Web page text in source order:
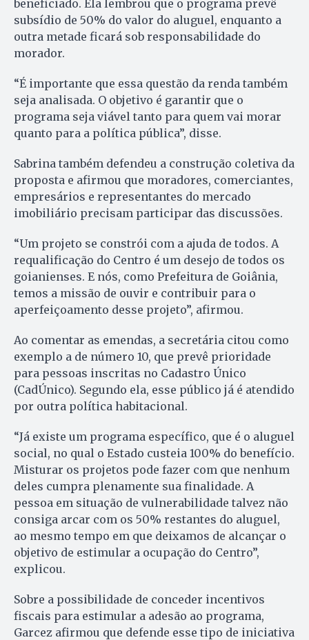
beneficiado. Ela lembrou que o programa prevê
subsídio de 50% do valor do aluguel, enquanto a
outra metade ficará sob responsabilidade do
morador.
“É importante que essa questão da renda também
seja analisada. O objetivo é garantir que o
programa seja viável tanto para quem vai morar
quanto para a política pública”, disse.
Sabrina também defendeu a construção coletiva da
proposta e afirmou que moradores, comerciantes,
empresários e representantes do mercado
imobiliário precisam participar das discussões.
“Um projeto se constrói com a ajuda de todos. A
requalificação do Centro é um desejo de todos os
goianienses. E nós, como Prefeitura de Goiânia,
temos a missão de ouvir e contribuir para o
aperfeiçoamento desse projeto”, afirmou.
Ao comentar as emendas, a secretária citou como
exemplo a de número 10, que prevê prioridade
para pessoas inscritas no Cadastro Único
(CadÚnico). Segundo ela, esse público já é atendido
por outra política habitacional.
“Já existe um programa específico, que é o aluguel
social, no qual o Estado custeia 100% do benefício.
Misturar os projetos pode fazer com que nenhum
deles cumpra plenamente sua finalidade. A
pessoa em situação de vulnerabilidade talvez não
consiga arcar com os 50% restantes do aluguel,
ao mesmo tempo em que deixamos de alcançar o
objetivo de estimular a ocupação do Centro”,
explicou.
Sobre a possibilidade de conceder incentivos
fiscais para estimular a adesão ao programa,
Garcez afirmou que defende esse tipo de iniciativa